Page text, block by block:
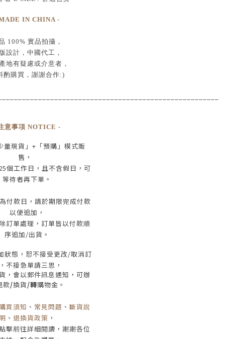
IN CHINA -
100% 實品拍攝 ，
設計，中國代工 ，
地有疑慮或介意者，
酌購買， 謝謝合作:)
意事項 NOTICE -
量現貨」+ 「預購」模式販
售，
個工作日 ，且不含假日 ， 可
等待者再下單 。
付款日，請於期限完成付款
以便追加，
訂單處理，訂單皆以付款順
序追加/出貨 。
狀態，恕不接受更改/取消訂
不接急單請三思 ，
，會以郵件訊息通知，可辦
款/換貨/轉購物金。
購買須知 、 常見問題 、 斷貨說
、 退換貨政策 ，
擊前往詳細閱讀，謝謝各位